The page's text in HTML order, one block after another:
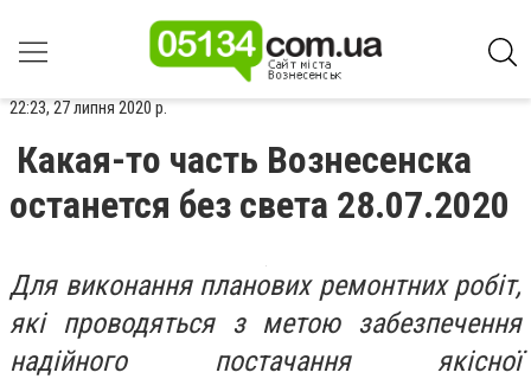
22:23, 27 липня 2020 р.
Какая-то часть Вознесенска
останется без света 28.07.2020
Для виконання планових ремонтних робіт,
які проводяться з метою забезпечення
надійного постачання якісної